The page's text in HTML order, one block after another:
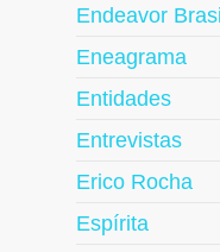
Endeavor Brasil
Eneagrama
Entidades
Entrevistas
Erico Rocha
Espírita